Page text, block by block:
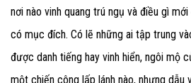
nơi nào vinh quang trú ngụ và điều gì
có mục đích. Có lẽ những ai tập trung
được danh tiếng hay vinh hiển, ngôi mộ
một chiến công lấp lánh nào, nhưng dẫu